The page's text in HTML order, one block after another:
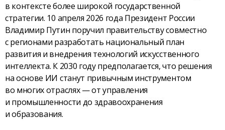
в контексте более широкой государственной
стратегии. 10 апреля 2026 года Президент России
Владимир Путин поручил правительству совместно
с регионами разработать национальный план
развития и внедрения технологий искусственного
интеллекта. К 2030 году предполагается, что решения
на основе ИИ станут привычным инструментом
во многих отраслях — от управления
и промышленности до здравоохранения
и образования.